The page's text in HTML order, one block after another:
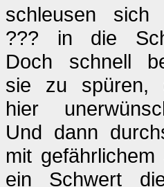
schleusen
??? in die
Doch schnell
sie zu spüren,
hier
Und dann
mit gefährlichem
ein Schwert